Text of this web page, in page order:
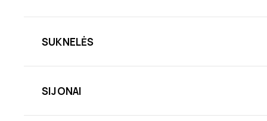
SUKNELĖS
SIJONAI